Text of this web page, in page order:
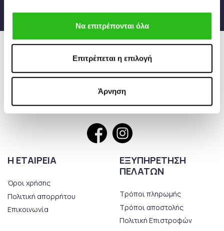
Να επιτρέπονται όλα
Επιτρέπεται η επιλογή
Άρνηση
Follow us
Η ΕΤΑΙΡΕΙΑ
Όροι χρήσης
Πολιτική απορρήτου
Επικοινωνία
ΕΞΥΠΗΡΕΤΗΣΗ
ΠΕΛΑΤΩΝ
Τρόποι πληρωμής
Τρόποι αποστολής
Πολιτική Επιστροφών